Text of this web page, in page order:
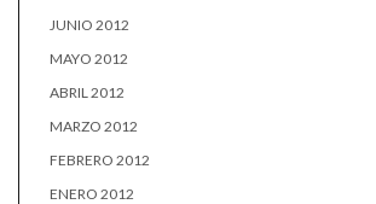
JUNIO 2012
MAYO 2012
ABRIL 2012
MARZO 2012
FEBRERO 2012
ENERO 2012